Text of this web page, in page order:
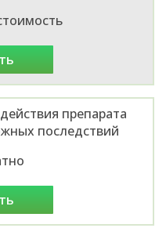
препарата
последствий